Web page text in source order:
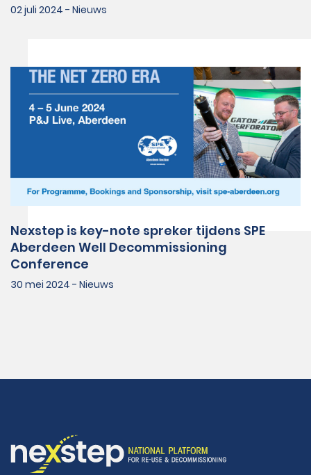
02 juli 2024 - Nieuws
Nexstep is key-note spreker tijdens SPE
Aberdeen Well Decommissioning
Conference
30 mei 2024 - Nieuws